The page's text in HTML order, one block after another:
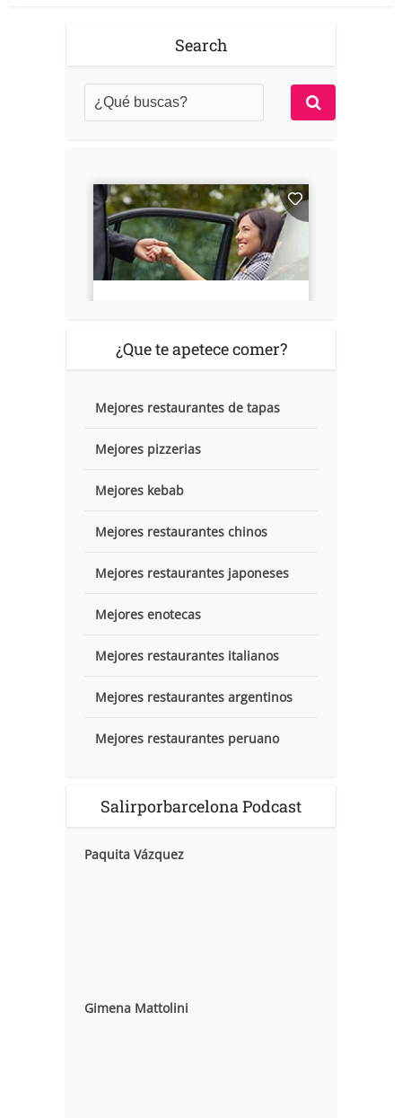
Search
¿Que te apetece comer?
Mejores restaurantes de tapas
Mejores pizzerias
Mejores kebab
Mejores restaurantes chinos
Mejores restaurantes japoneses
Mejores enotecas
Mejores restaurantes italianos
Mejores restaurantes argentinos
Mejores restaurantes peruano
Salirporbarcelona Podcast
Paquita Vázquez
Gimena Mattolini